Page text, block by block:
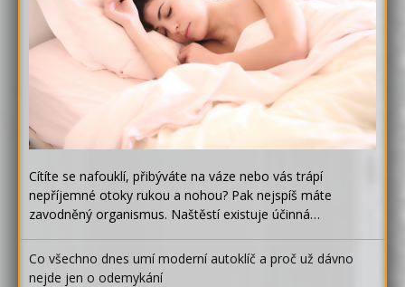
Cítíte se nafouklí, přibýváte na váze nebo vás trápí
nepříjemné otoky rukou a nohou? Pak nejspíš máte
zavodněný organismus. Naštěstí existuje účinná…
Co všechno dnes umí moderní autoklíč a proč už dávno
nejde jen o odemykání